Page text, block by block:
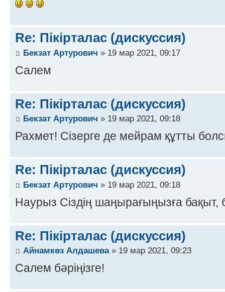
Re: Пікірталас (дискуссия)
Бекзат Артурович » 19 мар 2021, 09:17
Салем
Re: Пікірталас (дискуссия)
Бекзат Артурович » 19 мар 2021, 09:18
Рахмет! Сізерге де мейрам құтты
Re: Пікірталас (дискуссия)
Бекзат Артурович » 19 мар 2021, 09:18
Наурыз Сіздің шаңырағыңызға бақыт,
Re: Пікірталас (дискуссия)
Айнамкөз Алдашева» 19 мар 2021, 09:23
Салем бәріңізге!